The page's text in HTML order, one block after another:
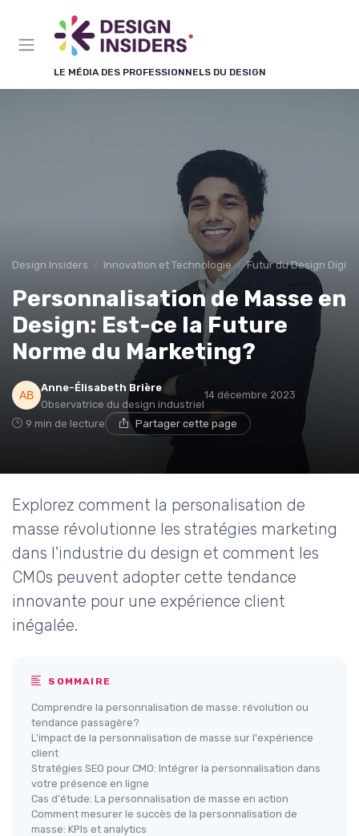
LE MÉDIA DES PROFESSIONNELS DU DESIGN
Design Insiders Innovation et Technologie Futur du Design Digital
Personnalisation de Masse en
Design: Est-ce la Future
Norme du Marketing?
Anne-Élisabeth Brière
Observatrice du design industriel
14 décembre 2023
9 min de lecture Partager cette page
Explorez comment la personalisation de
masse révolutionne les stratégies marketing
dans l'industrie du design et comment les
CMOs peuvent adopter cette tendance
innovante pour une expérience client
inégalée.
SOMMAIRE
Comprendre la personnalisation de masse: révolution ou
tendance passagère?
L'impact de la personnalisation de masse sur l'expérience
client
Stratégies SEO pour CMO: Intégrer la personnalisation dans
votre présence en ligne
Cas d'étude: La personnalisation de masse en action
Comment mesurer le succès de la personnalisation de
masse: KPIs et analytics